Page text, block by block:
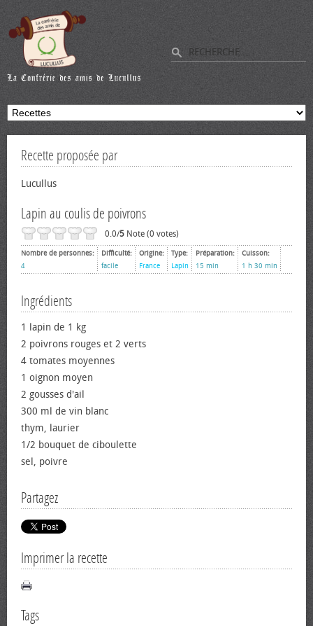
Recette proposée par
Lucullus
Lapin au coulis de poivrons
0.0/5 Note (0 votes)
Nombre de personnes:
4
Difficulté:
facile
Origine:
France
Type:
Lapin
Préparation:
15 min
Cuisson:
1 h 30 min
Ingrédients
1 lapin de 1 kg
2 poivrons rouges et 2 verts
4 tomates moyennes
1 oignon moyen
2 gousses d'ail
300 ml de vin blanc
thym, laurier
1/2 bouquet de ciboulette
sel, poivre
Partagez
Imprimer la recette
Tags